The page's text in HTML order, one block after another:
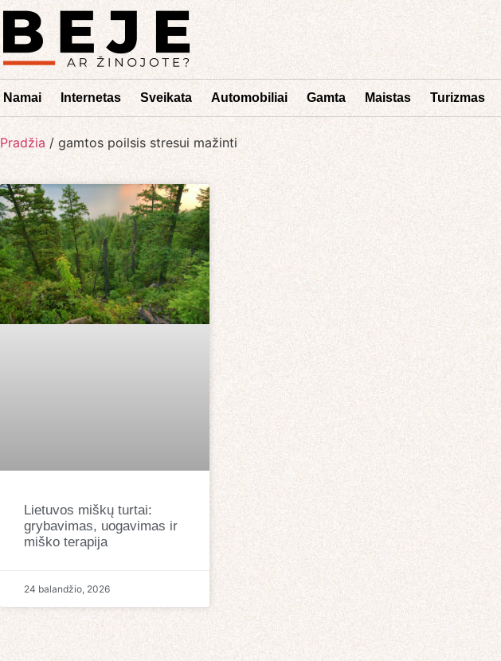
Namai Internetas Sveikata Automobiliai Gamta Maistas Turizmas
Pradžia / gamtos poilsis stresui mažinti
Lietuvos miškų turtai:
grybavimas, uogavimas ir
miško terapija
24 balandžio, 2026